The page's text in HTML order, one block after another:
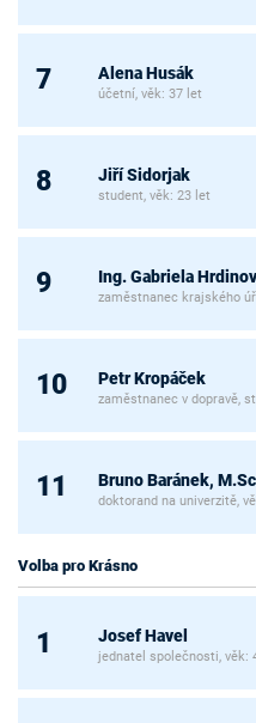
7 Alena Husák
účetní, věk: 37 let
8 Jiří Sidorjak
student, věk: 23 let
9 Ing. Gabriela
zaměstnanec krajského
10 Petr Kropáček
zaměstnanec v dopravě,
11 Bruno Baránek,
doktorand na univerzitě,
Volba pro Krásno
1 Josef Havel
jednatel společnosti, věk: